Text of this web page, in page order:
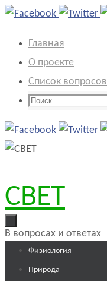
Перейти
содержимому
Главная
О проекте
Список вопросов
Что
искать:
СВЕТ
В вопросах и ответах
ПерейтиФизиология
Природа